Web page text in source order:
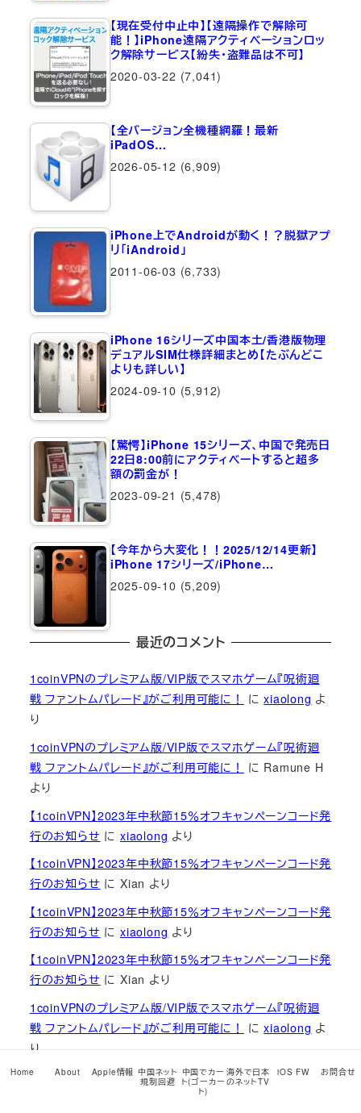
【現在受付中止中】【遠隔操作で解除可
能！】iPhone遠隔アクティベーションロッ
ク解除サービス【紛失・盗難品は不可】
2020-03-22 (7,041)
【全バージョン全機種網羅！最新
iPadOS…
2026-05-12 (6,909)
iPhone上でAndroidが動く！？脱獄アプ
リ「iAndroid」
2011-06-03 (6,733)
iPhone 16シリーズ中国本土/香港版物理
デュアルSIM仕様詳細まとめ【たぶんどこ
よりも詳しい】
2024-09-10 (5,912)
【驚愕】iPhone 15シリーズ、中国で発売日
22日8:00前にアクティベートすると超多
額の罰金が！
2023-09-21 (5,478)
【今年から大変化！！2025/12/14更新】
iPhone 17シリーズ/iPhone…
2025-09-10 (5,209)
最近のコメント
1coinVPNのプレミアム版/VIP版でスマホゲーム『呪術廻
戦 ファントムパレード』がご利用可能に！
にxiaolong よ
り
1coinVPNのプレミアム版/VIP版でスマホゲーム『呪術廻
戦 ファントムパレード』がご利用可能に！
に Ramune H
より
【1coinVPN】2023年中秋節15％オフキャンペーンコード発
行のお知らせ にxiaolong より
【1coinVPN】2023年中秋節15％オフキャンペーンコード発
行のお知らせ にXian より
【1coinVPN】2023年中秋節15％オフキャンペーンコード発
行のお知らせ にxiaolong より
【1coinVPN】2023年中秋節15％オフキャンペーンコード発
行のお知らせ にXian より
1coinVPNのプレミアム版/VIP版でスマホゲーム『呪術廻
戦 ファントムパレード』がご利用可能に！
にxiaolong よ
り
1coinVPNのプレミアム版/VIP版でスマホゲーム『呪術廻
戦 ファントムパレード』がご利用可能に！
Home About Apple情報 中国ネット
規制回避
中国でカー
ト(ゴーカー
ト)
海外で日本
のネットTV
iOS FW お問合せ